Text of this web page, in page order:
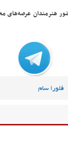
هنرمندان عرصه‌های
فلورا سام